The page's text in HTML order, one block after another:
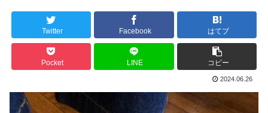
Twitter Facebook はてブ
Pocket LINE コピー
2024.06.26